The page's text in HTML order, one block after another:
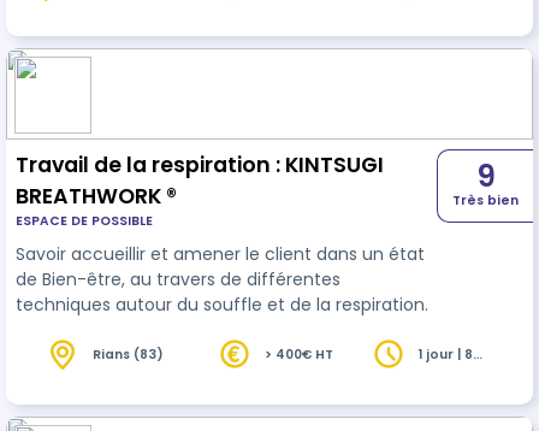
Article L6313-4 Code du travail CONTEXTE DE LA
DEMANDE : Le bilan de compétences est une
Travail de la respiration : KINTSUGI
BREATHWORK ®
ESPACE DE POSSIBLE
Savoir accueillir et amener le client dans un état
de Bien-être, au travers de différentes
techniques autour du souffle et de la respiration.
9
Très bien
Rians (83) > 400€ HT
1 jour | 8